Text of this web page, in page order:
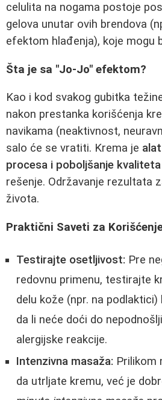
celulita na nogama postoje
gelova unutar ovih brendova
efektom hlađenja), koje mogu
Šta je sa "Jo-Jo" efektom?
Kao i kod svakog gubitka
nakon prestanka korišćenja
navikama (neaktivnost,
salo će se vratiti. Krema je
procesa i poboljšanje
rešenje. Održavanje rezultata
života.
Praktični Saveti za
Testirajte osetljivost: Pre
redovnu primenu, testirajte
delu kože (npr. na
da li neće doći do
alergijske reakcije.
Intenzivna masaža: Prilikom
da utrljate kremu, već je